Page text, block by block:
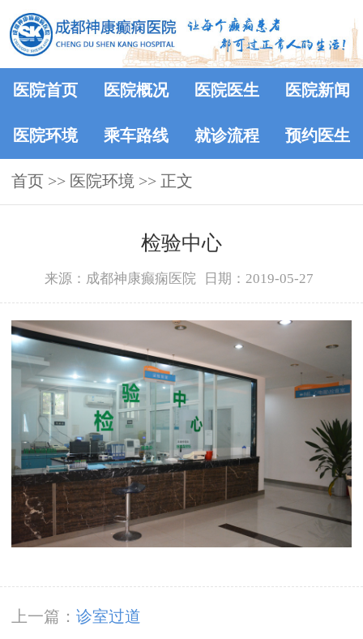
医院首页 医院概况 医院医生 医院新闻
医院环境 乘车路线 就诊流程 预约医生
首页 >> 医院环境 >> 正文
检验中心
来源：成都神康癫痫医院 日期：2019-05-27
上一篇： 诊室过道